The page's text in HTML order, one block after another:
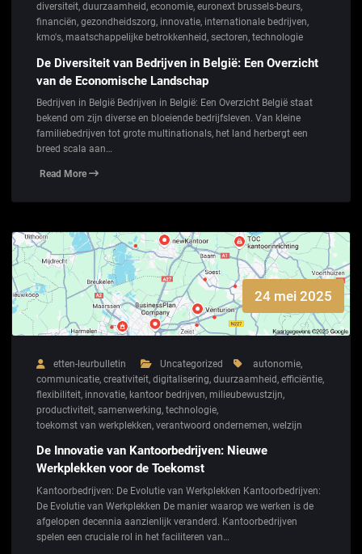
diversiteit, duurzaamheid, economie, euronext brussels-beurs,
financiën, gezondheidszorg, innovatie, internationale bedrijven,
kmo's, maatschappelijke betrokkenheid, sectoren, technologie
De Diversiteit van Bedrijven in België: Een Overzicht
van de Economische Landschap
Bedrijven in België Bedrijven in België: Een Overzicht België staat
bekend om zijn diverse en bloeiende bedrijfsleven. Van kleine
familiebedrijven tot grote multinationals, het land herbergt een
breed scala aan…
Read More
24 mei 2025
etten-leurbulletin Uncategorized autonomie,
communicatie, creativiteit, digitalisering, duurzaamheid, efficiëntie,
flexibiliteit, innovatie, kantoor bedrijven, milieubewustzijn,
productiviteit, samenwerking, technologie,
toekomst van werkplekken, verantwoord ondernemen, welzijn
De Innovatie van Kantoorbedrijven: Nieuwe
Werkplekken voor de Toekomst
Kantoorbedrijven: De Evolutie van Werkplekken Kantoorbedrijven:
De Evolutie van Werkplekken De manier waarop we werken is de
afgelopen decennia aanzienlijk veranderd. Kantoorbedrijven
spelen een cruciale rol in het faciliteren van…